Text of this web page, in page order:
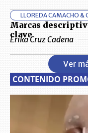
LLOREDA CAMACHO &
Marcas
clave
Erika Cruz Cadena
Ver